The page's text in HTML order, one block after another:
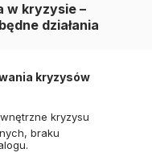
w kryzysie –
działania
kryzysów
kryzysu
braku